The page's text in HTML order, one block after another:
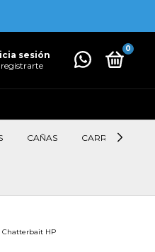
sesión
registrarte
0
CAÑAS CARRETES
Chatterbait HP